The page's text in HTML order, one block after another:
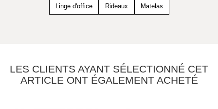
Linge d'office Rideaux Matelas
LES CLIENTS AYANT SÉLECTIONNÉ CET
ARTICLE ONT ÉGALEMENT ACHETÉ